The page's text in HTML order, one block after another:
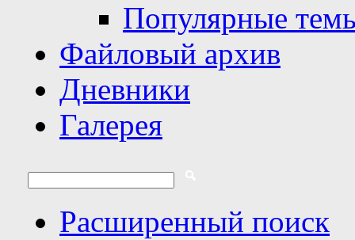
Популярные
Файловый архив
Дневники
Галерея
Расширенный поиск